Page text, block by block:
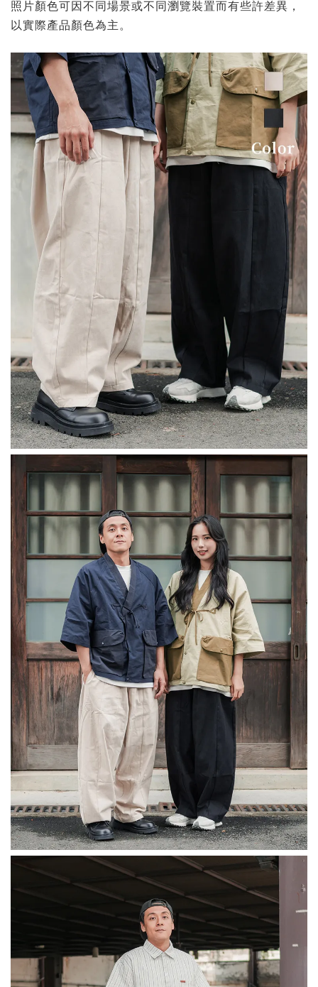
照片顏色可因不同場景或不同瀏覽裝置而有些許差異，
以實際產品顏色為主。